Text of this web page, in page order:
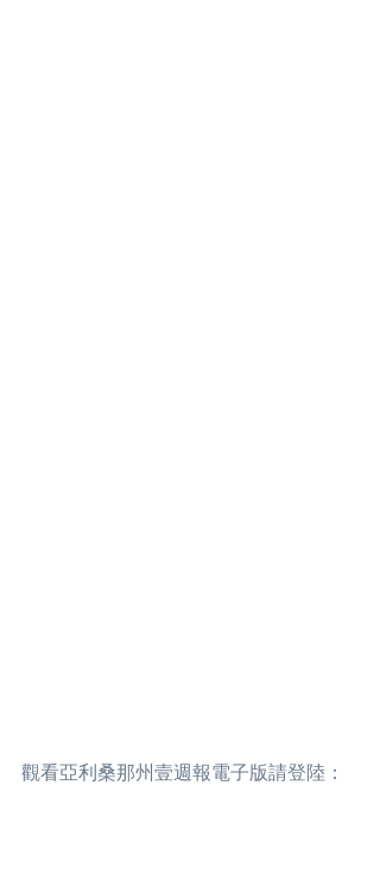
觀看亞利桑那州壹週報電子版請登陸：